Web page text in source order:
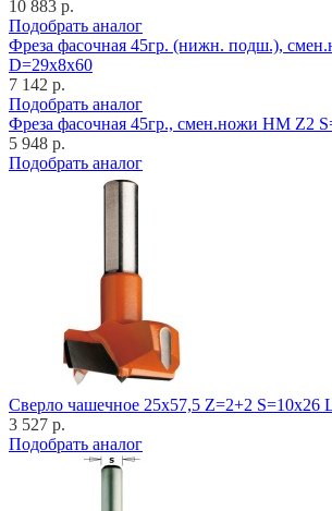
10 883 р.
Подобрать аналог
Фреза фасочная 45гр. (нижн. подш.),
D=29x8x60
7 142 р.
Подобрать аналог
Фреза фасочная 45гр., смен.ножи HM Z2
5 948 р.
Подобрать аналог
Cверло чашечное 25x57,5 Z=2+2 S=10x26
3 527 р.
Подобрать аналог